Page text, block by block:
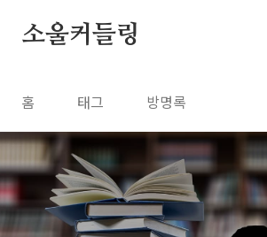
소울커들링
홈 태그 방명록